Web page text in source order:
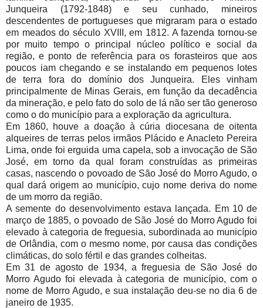
Junqueira (1792-1848) e seu cunhado, mineiros
descendentes de portugueses que migraram para o estado
em meados do século XVIII, em 1812. A fazenda tornou-se
por muito tempo o principal núcleo político e social da
região, e ponto de referência para os forasteiros que aos
poucos iam chegando e se instalando em pequenos lotes
de terra fora do domínio dos Junqueira. Eles vinham
principalmente de Minas Gerais, em função da decadência
da mineração, e pelo fato do solo de lá não ser tão generoso
como o do município para a exploração da agricultura.
Em 1860, houve a doação à cúria diocesana de oitenta
alqueires de terras pelos irmãos Plácido e Anacleto Pereira
Lima, onde foi erguida uma capela, sob a invocação de São
José, em torno da qual foram construídas as primeiras
casas, nascendo o povoado de São José do Morro Agudo, o
qual dará origem ao município, cujo nome deriva do nome
de um morro da região.
A semente do desenvolvimento estava lançada. Em 10 de
março de 1885, o povoado de São José do Morro Agudo foi
elevado à categoria de freguesia, subordinada ao município
de Orlândia, com o mesmo nome, por causa das condições
climáticas, do solo fértil e das grandes colheitas.
Em 31 de agosto de 1934, a freguesia de São José do
Morro Agudo foi elevada à categoria de município, com o
nome de Morro Agudo, e sua instalação deu-se no dia 6 de
janeiro de 1935.